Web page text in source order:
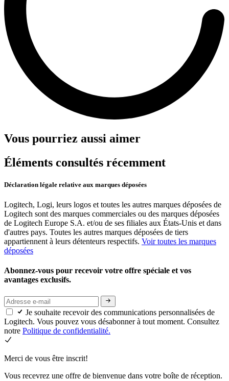
Vous pourriez aussi aimer
Éléments consultés récemment
Déclaration légale relative aux marques déposées
Logitech, Logi, leurs logos et toutes les autres marques déposées de
Logitech sont des marques commerciales ou des marques déposées
de Logitech Europe S.A. et/ou de ses filiales aux États-Unis et dans
d'autres pays. Toutes les autres marques déposées de tiers
appartiennent à leurs détenteurs respectifs. Voir toutes les marques
déposées
Abonnez-vous pour recevoir votre offre spéciale et vos
avantages exclusifs.
Je souhaite recevoir des communications personnalisées de
Logitech. Vous pouvez vous désabonner à tout moment. Consultez
notre Politique de confidentialité.
Merci de vous être inscrit!
Vous recevrez une offre de bienvenue dans votre boîte de réception.